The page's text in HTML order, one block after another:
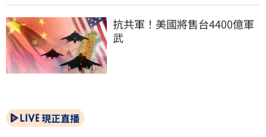
抗共軍！美國將售台4400億軍
武
現正直播